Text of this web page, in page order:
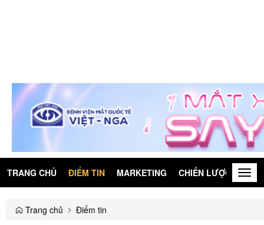
TRANG CHỦ ĐIỂM TIN MARKETING CHIẾN LƯỢC
Trang chủ Điểm tin